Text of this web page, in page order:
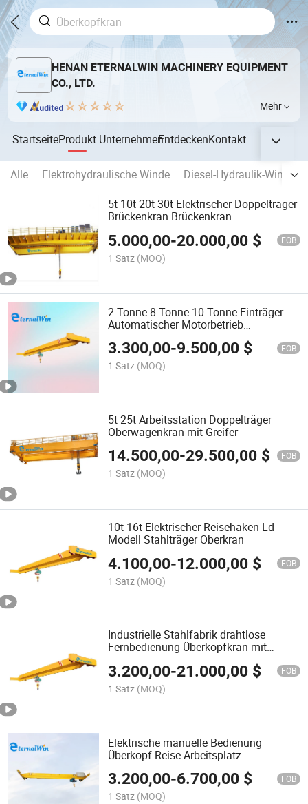
HENAN ETERNALWIN MACHINERY EQUIPMENT
CO., LTD.
Mehr
StartseiteProdukt UnternehmenEntdeckenKontakt
Alle Elektrohydraulische Winde
Diesel-Hydraulik-Winde
5t 10t 20t 30t Elektrischer Doppelträger-
Brückenkran Brückenkran
5.000,00-20.000,00 $ FOB
1 Satz (MOQ)
2 Tonne 8 Tonne 10 Tonne Einträger
Automatischer Motorbetrieb
Innengebrauch Überkopfkran
3.300,00-9.500,00 $ FOB
1 Satz (MOQ)
5t 25t Arbeitsstation Doppelträger
Oberwagenkran mit Greifer
14.500,00-29.500,00 $ FOB
1 Satz (MOQ)
10t 16t Elektrischer Reisehaken Ld
Modell Stahlträger Oberkran
4.100,00-12.000,00 $ FOB
1 Satz (MOQ)
Industrielle Stahlfabrik drahtlose
Fernbedienung Überkopfkran mit
3.200,00-21.000,00 $ FOB
1 Satz (MOQ)
Elektrische manuelle Bedienung
Überkopf-Reise-Arbeitsplatz-
Brückenkran Stromschiene 7.5 Ton 12
Ton Preis
3.200,00-6.700,00 $ FOB
1 Satz (MOQ)